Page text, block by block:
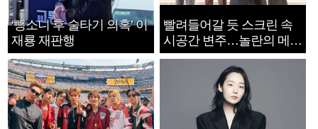
‘뺑소니 후 술타기 의혹’ 이
재룡 재판행
빨려들어갈 듯 스크린 속
시공간 변주…놀란의 메시
지는 ‘전쟁 속죄’